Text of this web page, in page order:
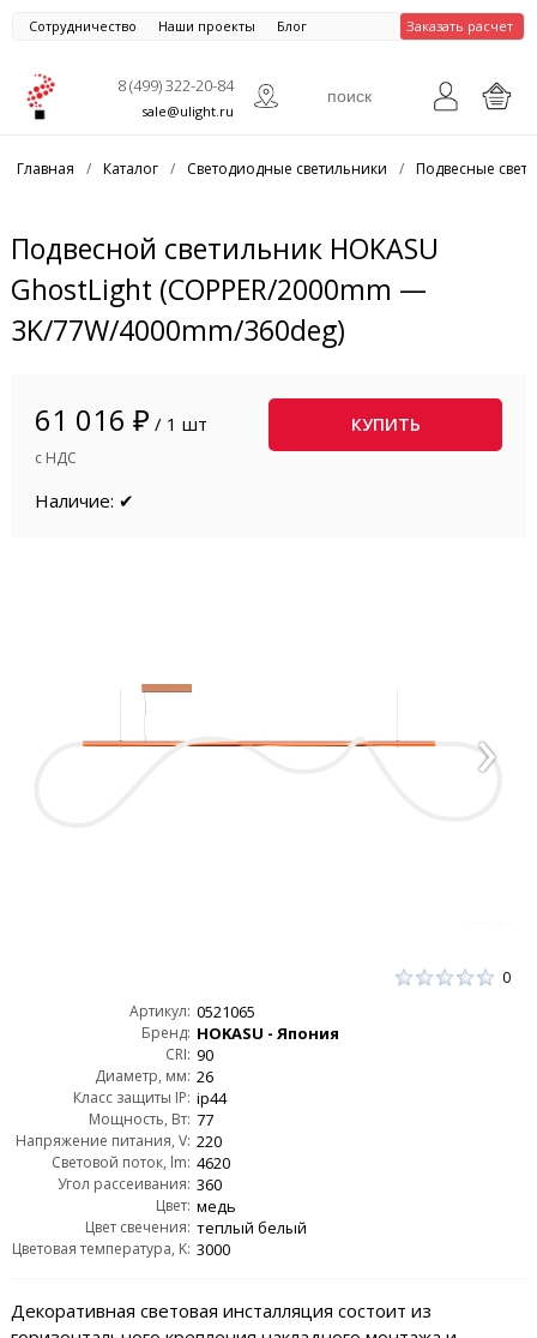
Сотрудничество Наши проекты Блог Заказать расчет
8 (499) 322-20-84
sale@ulight.ru
Главная / Каталог / Светодиодные светильники / Подвесные
Подвесной светильник HOKASU
GhostLight (COPPER/2000mm —
3K/77W/4000mm/360deg)
61 016 ₽ / 1 шт
с НДС
КУПИТЬ
Наличие: ✔
0
Артикул: 0521065
Бренд: HOKASU - Япония
CRI: 90
Диаметр, мм: 26
Класс защиты IP: ip44
Мощность, Вт: 77
Напряжение питания, V: 220
Световой поток, lm: 4620
Угол рассеивания: 360
Цвет: медь
Цвет свечения: теплый белый
Цветовая температура, K: 3000
Декоративная световая инсталляция состоит из